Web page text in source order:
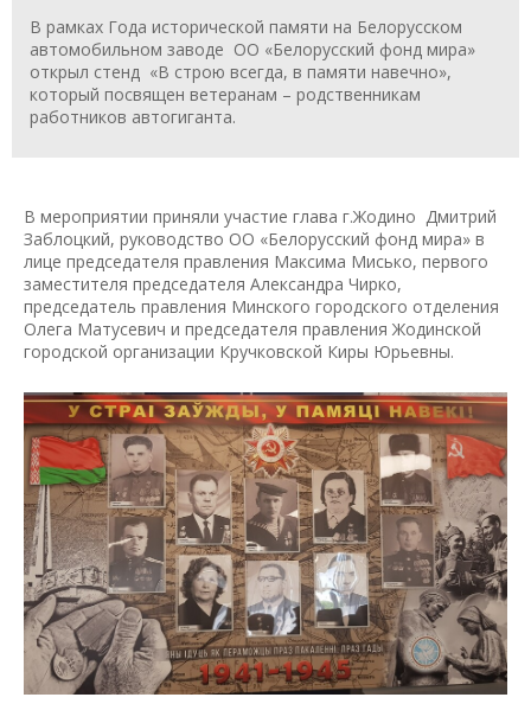
В рамках Года исторической памяти на Белорусском
автомобильном заводе ОО «Белорусский фонд мира»
открыл стенд «В строю всегда, в памяти навечно»,
который посвящен ветеранам – родственникам
работников автогиганта.
В мероприятии приняли участие глава г.Жодино Дмитрий
Заблоцкий, руководство ОО «Белорусский фонд мира» в
лице председателя правления Максима Мисько, первого
заместителя председателя Александра Чирко,
председатель правления Минского городского отделения
Олега Матусевич и председателя правления Жодинской
городской организации Кручковской Киры Юрьевны.